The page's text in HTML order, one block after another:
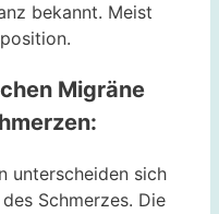
bekannt. Meist
Migräne
unterscheiden sich
Schmerzes. Die